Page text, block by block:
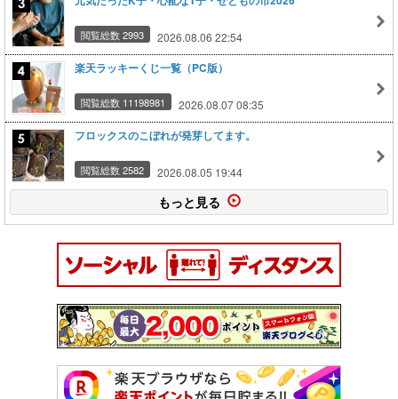
閲覧総数 2993 2026.08.06 22:54
楽天ラッキーくじ一覧（PC版）
閲覧総数 11198981 2026.08.07 08:35
フロックスのこぼれが発芽してます。
閲覧総数 2582 2026.08.05 19:44
もっと見る